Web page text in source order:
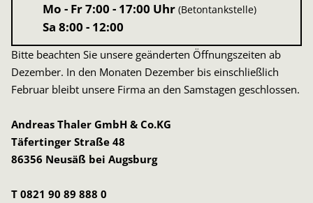
Mo - Fr7:00 - 17:00 Uhr (Betontankstelle)
Sa 8:00 - 12:00
Bitte beachten Sie unsere geänderten Öffnungszeiten ab
Dezember. In den Monaten Dezember bis einschließlich
Februar bleibt unsere Firma an den Samstagen geschlossen.
Andreas Thaler GmbH & Co.KG
Täfertinger Straße 48
86356 Neusäß bei Augsburg
T 0821 90 89 888 0